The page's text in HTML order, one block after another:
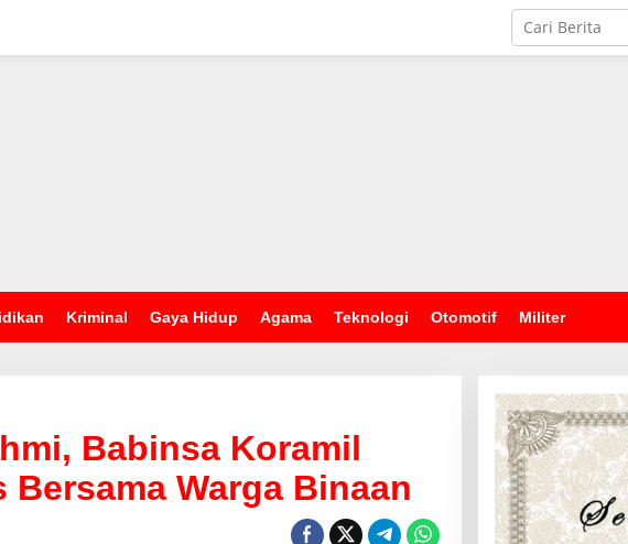
Kriminal Gaya Hidup Agama Teknologi Otomotif Militer
Babinsa Koramil
Bersama Warga Binaan